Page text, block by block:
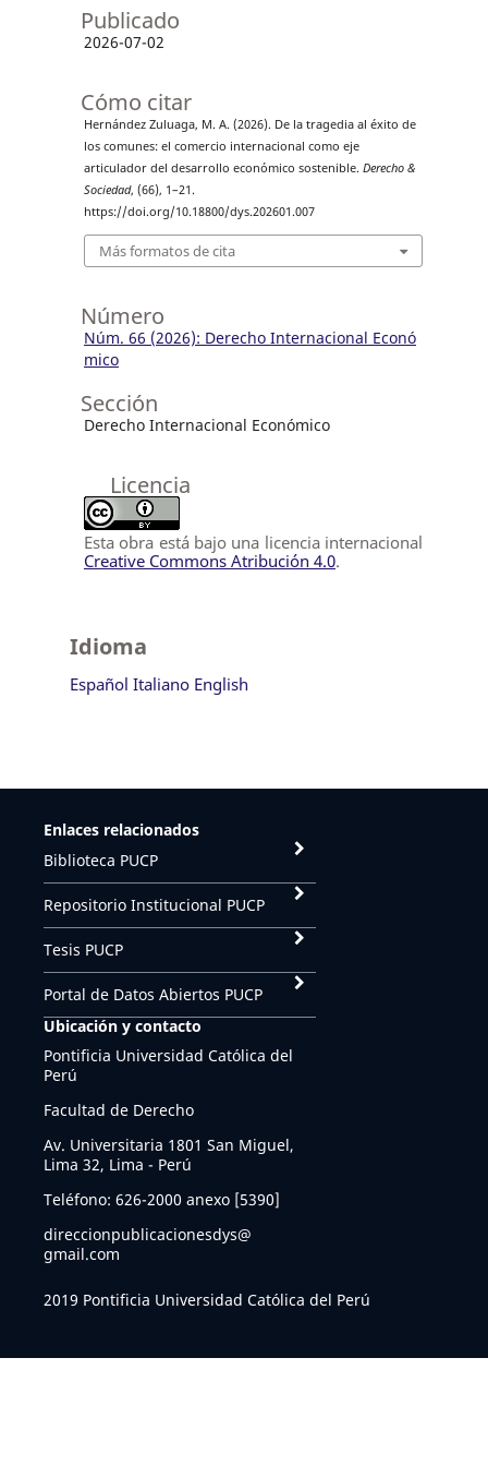
Publicado
2026-07-02
Cómo citar
Hernández Zuluaga, M. A. (2026). De la tragedia al éxito de
los comunes: el comercio internacional como eje
articulador del desarrollo económico sostenible. Derecho &
Sociedad, (66), 1–21.
https://doi.org/10.18800/dys.202601.007
Más formatos de cita
Número
Núm. 66 (2026): Derecho Internacional Econó
mico
Sección
Derecho Internacional Económico
Licencia
Esta obra está bajo una licencia internacional
Creative Commons Atribución 4.0.
Idioma
Español Italiano English
Enlaces relacionados
Biblioteca PUCP
Repositorio Institucional PUCP
Tesis PUCP
Portal de Datos Abiertos PUCP
Ubicación y contacto
Pontificia Universidad Católica del
Perú
Facultad de Derecho
Av. Universitaria 1801 San Miguel,
Lima 32, Lima - Perú
Teléfono: 626-2000 anexo [5390]
direccionpublicacionesdys@
gmail.com
2019 Pontificia Universidad Católica del Perú